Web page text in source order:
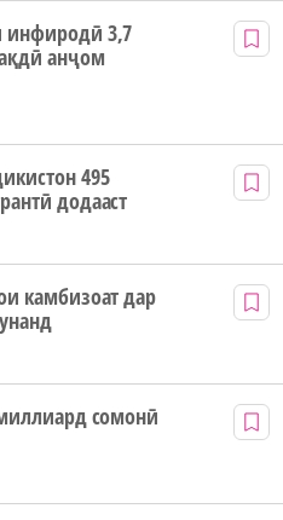
инфиродӣ 3,7
анҷом
495
додааст
камбизоат дар
сомонӣ